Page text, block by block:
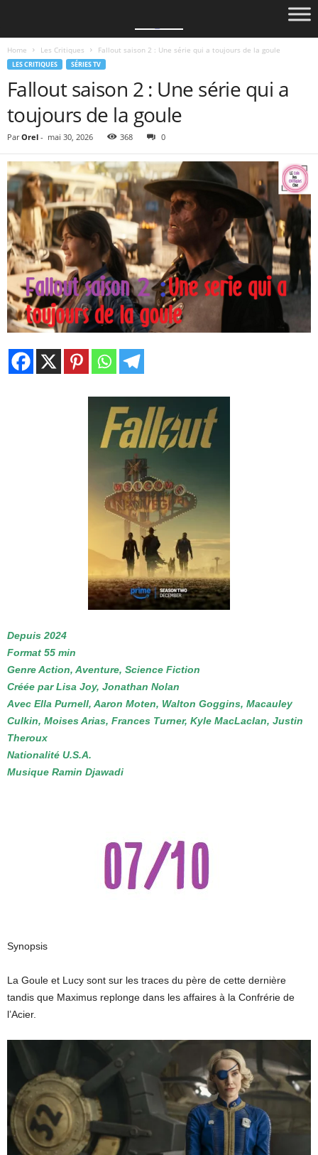
Home Les Critiques Fallout saison 2 : Une série qui a toujours de la goule
LES CRITIQUES SÉRIES TV
Fallout saison 2 : Une série qui a
toujours de la goule
Par Orel - mai 30, 2026 368 0
Depuis 2024
Format 55 min
Genre Action, Aventure, Science Fiction
Créée par Lisa Joy, Jonathan Nolan
Avec Ella Purnell, Aaron Moten, Walton Goggins, Macauley
Culkin, Moises Arias, Frances Turner, Kyle MacLaclan, Justin
Theroux
Nationalité U.S.A.
Musique Ramin Djawadi
Synopsis
La Goule et Lucy sont sur les traces du père de cette dernière
tandis que Maximus replonge dans les affaires à la Confrérie de
l’Acier.